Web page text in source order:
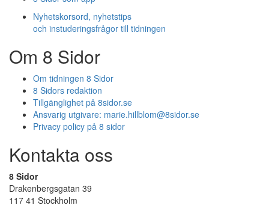
Nyhetskorsord, nyhetstips
och instuderingsfrågor till tidningen
Om 8 Sidor
Om tidningen 8 Sidor
8 Sidors redaktion
Tillgänglighet på 8sidor.se
Ansvarig utgivare: marie.hillblom@8sidor.se
Privacy policy på 8 sidor
Kontakta oss
8 Sidor
Drakenbergsgatan 39
117 41 Stockholm